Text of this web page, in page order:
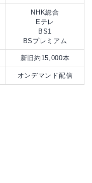
NHK総合
Eテレ
BS1
BSプレミアム
新旧約15,000本
オンデマンド配信